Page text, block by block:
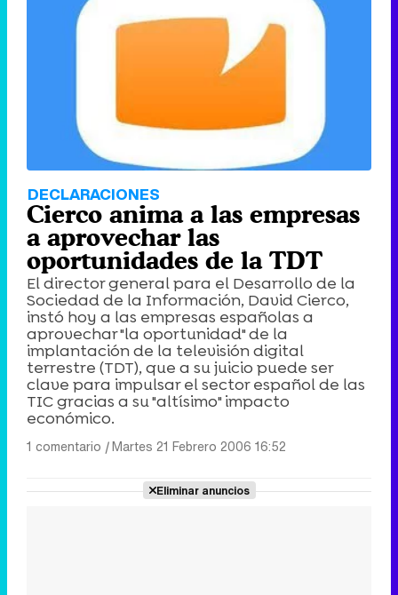
DECLARACIONES
Cierco anima a las empresas
a aprovechar las
oportunidades de la TDT
El director general para el Desarrollo de la
Sociedad de la Información, David Cierco,
instó hoy a las empresas españolas a
aprovechar "la oportunidad" de la
implantación de la televisión digital
terrestre (TDT), que a su juicio puede ser
clave para impulsar el sector español de las
TIC gracias a su "altísimo" impacto
económico.
1 comentario |Martes 21 Febrero 2006 16:52
Eliminar anuncios